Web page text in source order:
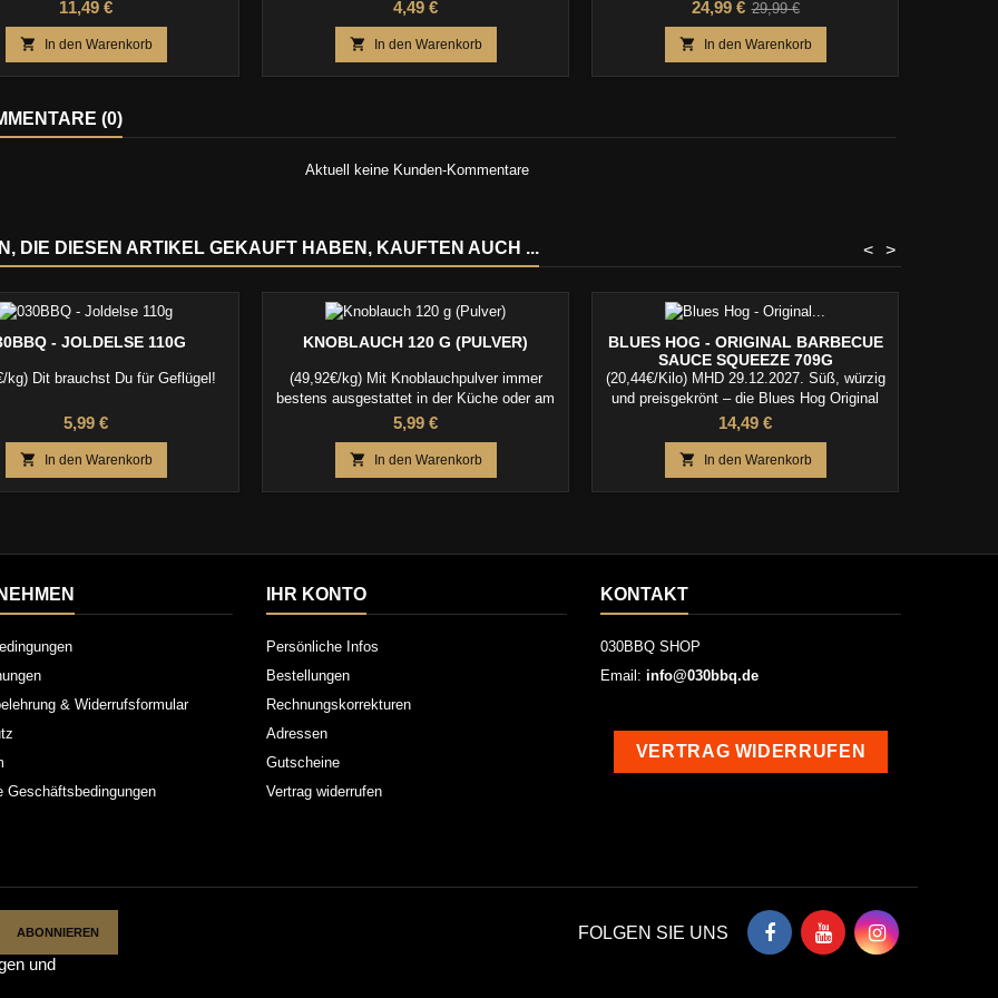
Preis
11,49 €
 In den Warenkorb
Preis
4,49 €
 In den Warenkorb
Preis
24,99 € Verkaufspreis
29,99 €
 In den Warenkorb
(0)
Aktuell keine Kunden-Kommentare
DIE DIESEN ARTIKEL GEKAUFT HABEN, KAUFTEN AUCH ... >
<
- JOLDELSE 110G
kg) Dit brauchst Du für Geflügel!
Preis
5,99 €
 In den Warenkorb
KNOBLAUCH 120 G (PULVER)
(49,92€/kg) Mit Knoblauchpulver immer
bestens ausgestattet in der Küche oder am
Grill!
Preis
5,99 €
 In den Warenkorb
BLUES HOG - ORIGINAL BARBECUE
SAUCE SQUEEZE 709G
(20,44€/Kilo) MHD 29.12.2027. Süß, würzig
und preisgekrönt – die Blues Hog Original
BBQ Sauce in der praktischen Squeeze-
Flasche!
Preis
14,49 €
 In den Warenkorb
& Widerrufsformular
Geschäftsbedingungen
IHR KONTO
Persönliche Infos
Bestellungen
Rechnungskorrekturen
Adressen
Gutscheine
Vertrag widerrufen
KONTAKT
030BBQ SHOP
Email: info@030bbq.de
VERTRAG WIDERRUFEN
und
FOLGEN SIE UNS